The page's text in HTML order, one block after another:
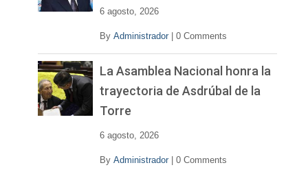
6 agosto, 2026
By Administrador 0 Comments
La Asamblea Nacional honra la
trayectoria de Asdrúbal de la
Torre
6 agosto, 2026
By Administrador 0 Comments